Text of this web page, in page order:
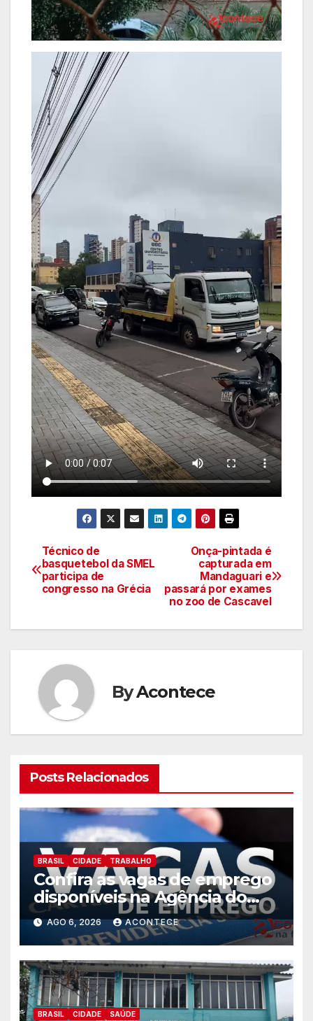
Navegação
de
Onça-pintada é
capturada em
Mandaguari e
passará por exames
no zoo de Cascavel
Técnico de
basquetebol da SMEL
participa de
congresso na Grécia
ByAcontece
Posts Relacionados
BRASIL CIDADE TRABALHO
Confira as vagas de emprego
disponíveis na Agência do
Trabalhador
AGO 6, 2026 ACONTECE
BRASIL CIDADE SAÚDE